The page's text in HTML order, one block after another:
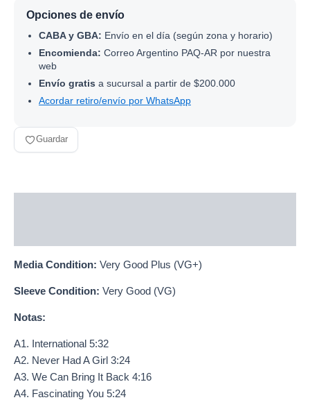
Opciones de envío
CABA y GBA: Envío en el día (según zona y horario)
Encomienda: Correo Argentino PAQ-AR por nuestra
web
Envío gratis a sucursal a partir de $200.000
Acordar retiro/envío por WhatsApp
Guardar
Media Condition: Very Good Plus (VG+)
Sleeve Condition: Very Good (VG)
Notas:
A1. International 5:32
A2. Never Had A Girl 3:24
A3. We Can Bring It Back 4:16
A4. Fascinating You 5:24